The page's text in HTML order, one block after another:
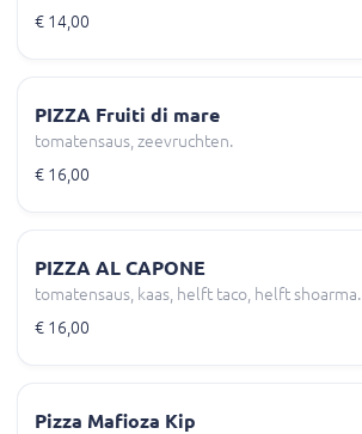
€ 14,00
PIZZA Fruiti di mare
tomatensaus, zeevruchten.
€ 16,00
PIZZA AL CAPONE
tomatensaus, kaas, helft taco, helft shoarma.
€ 16,00
Pizza Mafioza Kip